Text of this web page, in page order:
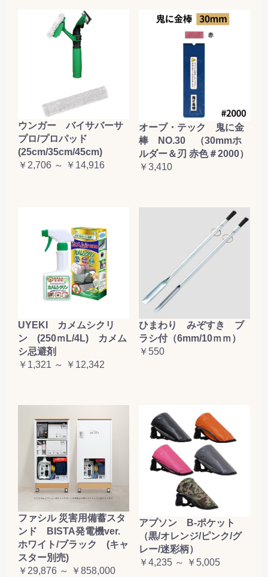
ウンガー バイサバーサ
プロ/プロパッド
(25cm/35cm/45cm)
￥2,706 ～ ￥14,916
オーブ・テック 鬼に金
棒 NO.30 （30mmホ
ルダー＆刃 赤色＃2000）
￥3,410
UYEKI カメムシクリ
ン (250ｍL/4L) カメム
シ忌避剤
￥1,321 ～ ￥12,342
ひまわり みぞすき ブ
ラシ付（6mm/10ｍｍ）
￥550
ファシル 災害用備蓄スタ
ンド BISTA発電機ver.
ホワイト/ブラック (キャ
スター別売)
￥29,876 ～ ￥858,000
アプソン B-ポケット
（黒/オレンジ/ピンク/グ
レー/迷彩柄）
￥4,235 ～ ￥5,005